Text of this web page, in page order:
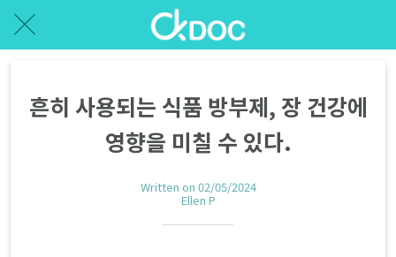
흔히 사용되는 식품 방부제, 장 건강에
영향을 미칠 수 있다.
Written on 02/05/2024
Ellen P